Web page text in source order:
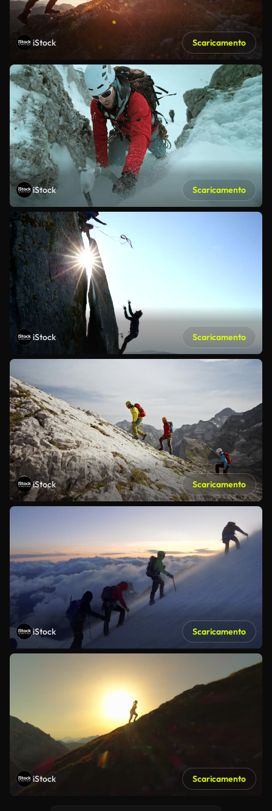
iStock Scaricamento
iStock Scaricamento
iStock Scaricamento
iStock Scaricamento
iStock Scaricamento
iStock Scaricamento